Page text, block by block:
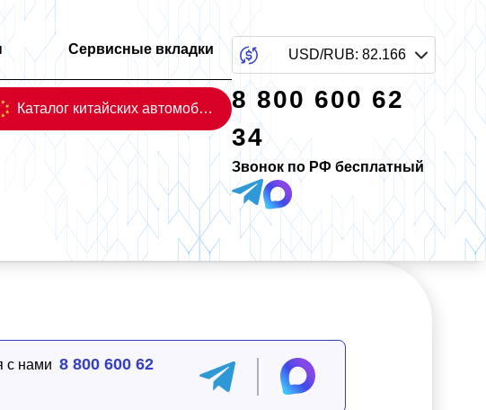
Сервисные вкладки
Каталог китайских автомобилей
USD/RUB: 82.166
8 800 600 62
34
Звонок по РФ бесплатный
с нами 8 800 600 62